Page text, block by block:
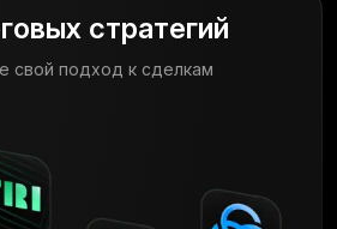
стратегий
свой подход к сделкам